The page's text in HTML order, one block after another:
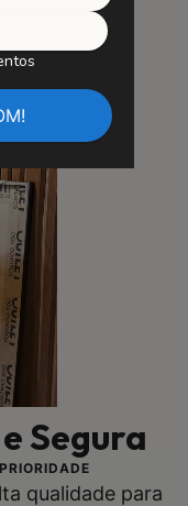
Segura
qualidade para